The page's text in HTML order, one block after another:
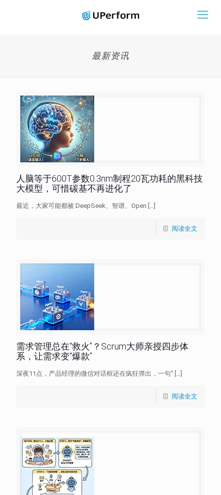
最新资讯
人脑等于600T参数0.3nm制程20瓦功耗的黑科技
大模型，可惜碳基不再进化了
最近，大家可能都被 DeepSeek、智谱、Open […]
阅读全文
需求管理总在“救火”？Scrum大师亲授四步体
系，让需求变“爆款”
深夜11点，产品经理的微信对话框还在疯狂弹出，一句“ […]
阅读全文